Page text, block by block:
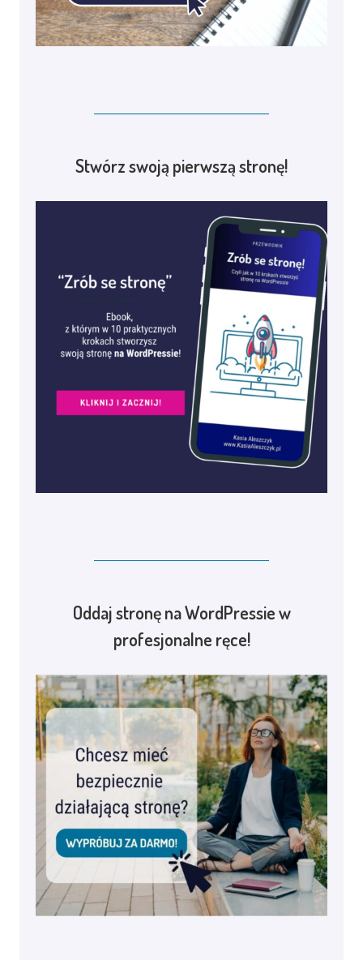
Stwórz swoją pierwszą stronę!
Oddaj stronę na WordPressie w
profesjonalne ręce!